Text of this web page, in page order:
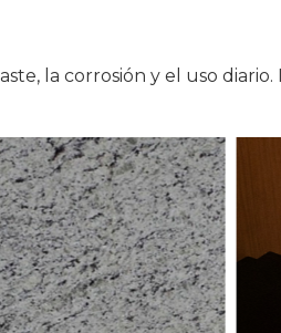
la corrosión y el uso